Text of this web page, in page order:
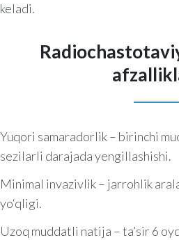
keladi.
Yuqori samaradorlik – birinchi
sezilarli darajada yengillashishi.
Minimal invazivlik – jarrohlik
yo‘qligi.
Uzoq muddatli natija – ta’sir 6